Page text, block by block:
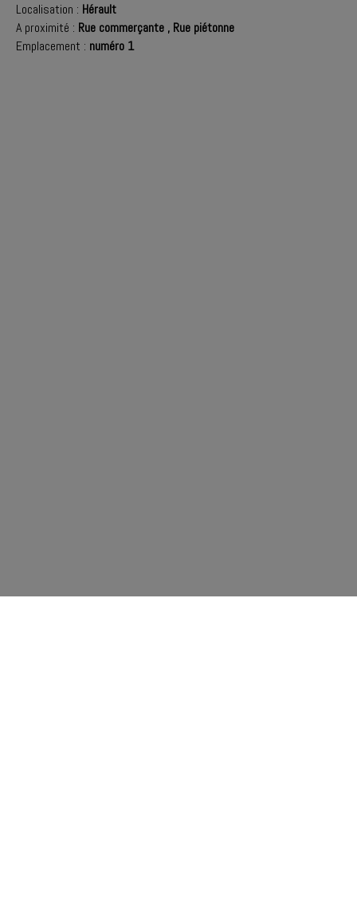
Localisation : Hérault
A proximité : Rue commerçante , Rue piétonne
Emplacement : numéro 1